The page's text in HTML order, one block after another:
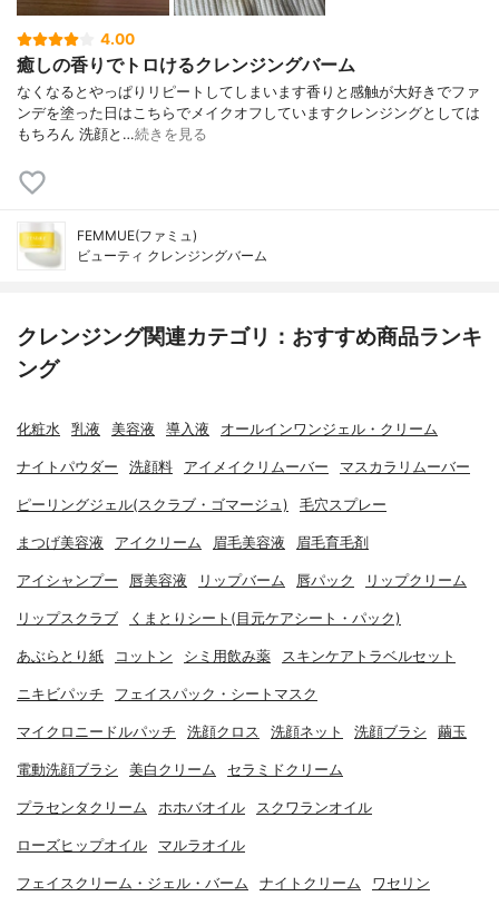
4.00
癒しの香りでトロけるクレンジングバーム
なくなるとやっぱりリピートしてしまいます香りと感触が大好きでファ
ンデを塗った日はこちらでメイクオフしていますクレンジングとしては
もちろん 洗顔と…続きを見る
FEMMUE(ファミュ)
ビューティ クレンジングバーム
クレンジング関連カテゴリ：おすすめ商品ランキ
ング
化粧水 乳液 美容液 導入液 オールインワンジェル・クリーム
ナイトパウダー 洗顔料 アイメイクリムーバー マスカラリムーバー
ピーリングジェル(スクラブ・ゴマージュ) 毛穴スプレー
まつげ美容液 アイクリーム 眉毛美容液 眉毛育毛剤
アイシャンプー 唇美容液 リップバーム 唇パック リップクリーム
リップスクラブ くまとりシート(目元ケアシート・パック)
あぶらとり紙 コットン シミ用飲み薬 スキンケアトラベルセット
ニキビパッチ フェイスパック・シートマスク
マイクロニードルパッチ 洗顔クロス 洗顔ネット 洗顔ブラシ 繭玉
電動洗顔ブラシ 美白クリーム セラミドクリーム
プラセンタクリーム ホホバオイル スクワランオイル
ローズヒップオイル マルラオイル
フェイスクリーム・ジェル・バーム ナイトクリーム ワセリン